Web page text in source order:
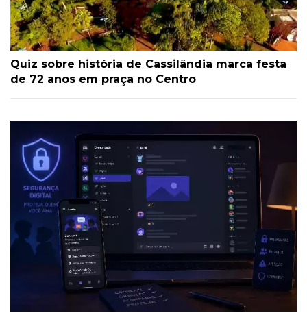
Quiz sobre história de Cassilândia marca festa
de 72 anos em praça no Centro